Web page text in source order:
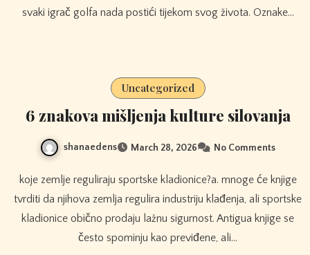
svaki igrač golfa nada postići tijekom svog života. Oznake…
Uncategorized
6 znakova mišljenja kulture silovanja
shanaedens March 28, 2026 No Comments
koje zemlje reguliraju sportske kladionice?a. mnoge će knjige
tvrditi da njihova zemlja regulira industriju klađenja, ali sportske
kladionice obično prodaju lažnu sigurnost. Antigua knjige se
često spominju kao previđene, ali…